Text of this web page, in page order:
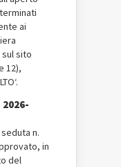
ai
sito
12),
n.
in
del